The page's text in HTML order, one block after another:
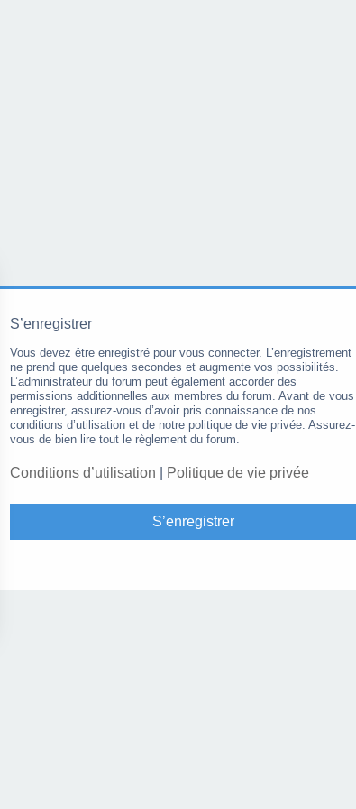
S’enregistrer
Vous devez être enregistré pour vous connecter. L’enregistrement
ne prend que quelques secondes et augmente vos possibilités.
L’administrateur du forum peut également accorder des
permissions additionnelles aux membres du forum. Avant de vous
enregistrer, assurez-vous d’avoir pris connaissance de nos
conditions d’utilisation et de notre politique de vie privée. Assurez-
vous de bien lire tout le règlement du forum.
Conditions d’utilisation Politique de vie privée
S’enregistrer